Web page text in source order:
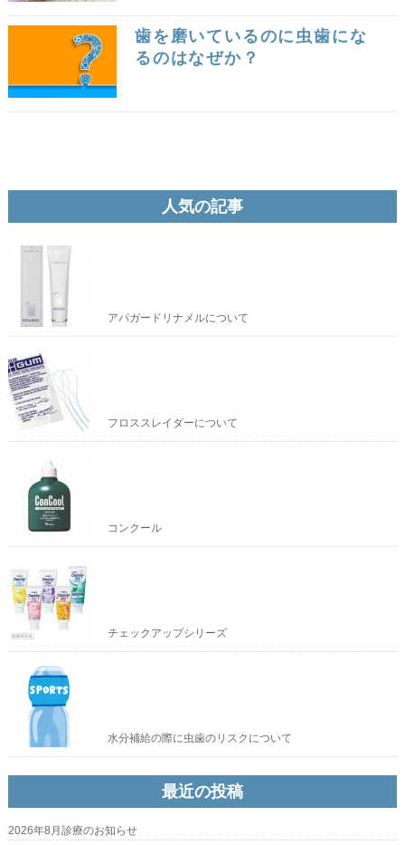
歯を磨いているのに虫歯にな
るのはなぜか？
人気の記事
アパガードリナメルについて
フロススレイダーについて
コンクール
チェックアップシリーズ
水分補給の際に虫歯のリスクについて
最近の投稿
2026年8月診療のお知らせ